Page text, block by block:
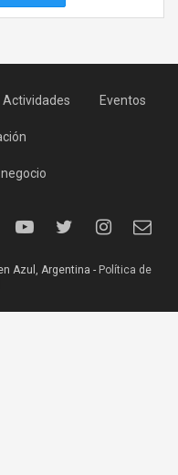
Actividades Eventos
Azul, Argentina - Política de